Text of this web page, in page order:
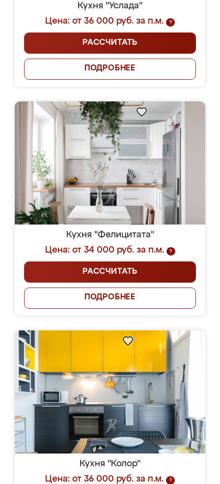
Кухня "Услада"
Цена: от 36 000 руб. за п.м.
?
РАССЧИТАТЬ
ПОДРОБНЕЕ
Кухня "Фелицитата"
Цена: от 34 000 руб. за п.м.
?
РАССЧИТАТЬ
ПОДРОБНЕЕ
Кухня "Колор"
Цена: от 36 000 руб. за п.м.
?